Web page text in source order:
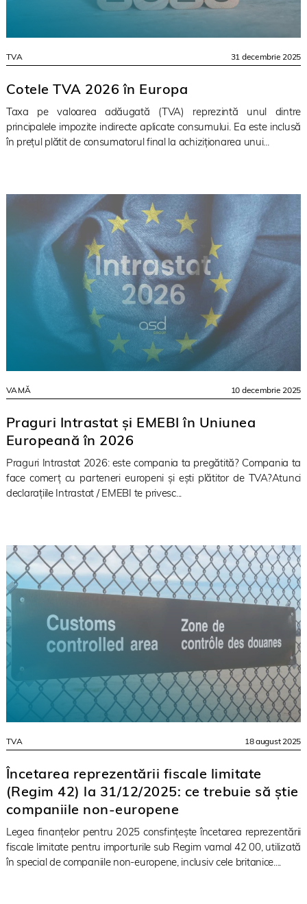
TVA 31 decembrie 2025
Cotele TVA 2026 în Europa
Taxa pe valoarea adăugată (TVA) reprezintă unul dintre
principalele impozite indirecte aplicate consumului. Ea este inclusă
în prețul plătit de consumatorul final la achiziționarea unui...
VAMĂ 10 decembrie 2025
Praguri Intrastat și EMEBI în Uniunea
Europeană în 2026
Praguri Intrastat 2026: este compania ta pregătită? Compania ta
face comerț cu parteneri europeni și ești plătitor de TVA?Atunci
declarațiile Intrastat / EMEBI te privesc...
TVA 18 august 2025
Încetarea reprezentării fiscale limitate
(Regim 42) la 31/12/2025: ce trebuie să știe
companiile non-europene
Legea finanțelor pentru 2025 consfințește încetarea reprezentării
fiscale limitate pentru importurile sub Regim vamal 42 00, utilizată
în special de companiile non-europene, inclusiv cele britanice....